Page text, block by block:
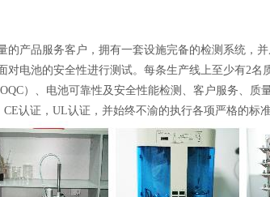
品服务客户，拥有一套设施完备的检测系统，并
对电池的安全性进行测试。每条生产线上至少有2
OQC）、电池可靠性及安全性能检测、客户服务、
CE认证，UL认证，并始终不渝的执行各项严格的标准